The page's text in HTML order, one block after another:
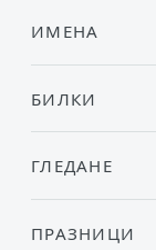
ИМЕНА
БИЛКИ
ГЛЕДАНЕ
ПРАЗНИЦИ